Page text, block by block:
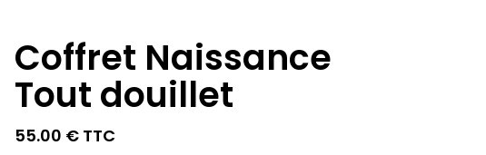
Coffret Naissance
Tout douillet
55.00 € TTC